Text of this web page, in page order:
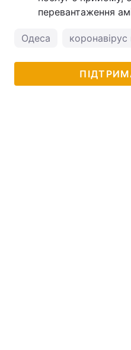
перевантаження
Одеса коронавірус